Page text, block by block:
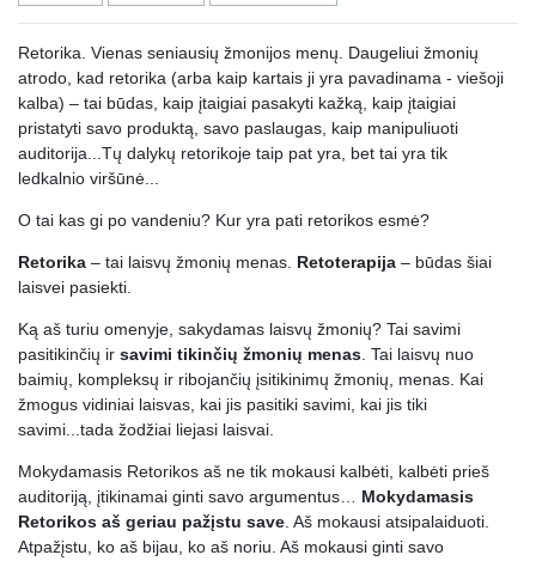
13. Keturios priežastys, kodėl nesąmoninga raumenų įtampa mums kenkia labiau, nei manėme iki šiol. 0:02:01
14. Paprasta kūno skenavimo praktika.
15. MANO balsas
16. 6 balso lavinimo pratimai kasdienai.
17.
18. Algoritmai. Įtaigios kalbos paruošimo struktūra ir instrukcijos 0:00:10
20. Įtaigumas (charizma). Kas tai? Ar tai galima lavinti? 0:09:17
21. Įtaigios kalbos algoritmas (struktūra).
Įžanga. Turinys ir forma.
24. Pabaiga. Turinys ir forma. 0:11:38
Retorika. Vienas seniausių žmonijos menų. Daugeliui žmonių
atrodo, kad retorika (arba kaip kartais ji yra pavadinama - viešoji
kalba) – tai būdas, kaip įtaigiai pasakyti kažką, kaip įtaigiai
pristatyti savo produktą, savo paslaugas, kaip manipuliuoti
auditorija...Tų dalykų retorikoje taip pat yra, bet tai yra tik
ledkalnio viršūnė...
O tai kas gi po vandeniu? Kur yra pati retorikos esmė?
Retorika – tai laisvų žmonių menas. Retoterapija – būdas šiai
laisvei pasiekti.
Ką aš turiu omenyje, sakydamas laisvų žmonių? Tai savimi
pasitikinčių ir savimi tikinčių žmonių menas . Tai laisvų nuo
baimių, kompleksų ir ribojančių įsitikinimų žmonių, menas. Kai
žmogus vidiniai laisvas, kai jis pasitiki savimi, kai jis tiki
savimi...tada žodžiai liejasi laisvai.
Mokydamasis Retorikos aš ne tik mokausi kalbėti, kalbėti prieš
auditoriją, įtikinamai ginti savo argumentus… Mokydamasis
Retorikos aš geriau pažįstu save . Aš mokausi atsipalaiduoti.
Atpažįstu, ko aš bijau, ko aš noriu. Aš mokausi ginti savo